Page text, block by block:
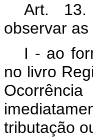
Art. 13.
observar
I - ao
no livro
tributação